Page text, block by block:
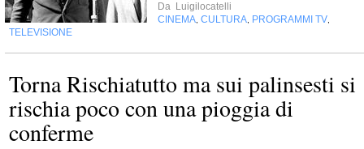
Da Luigilocatelli
CINEMA CULTURA PROGRAMMI TV
TELEVISIONE
Torna Rischiatutto ma sui palinsesti si
rischia poco con una pioggia di
conferme